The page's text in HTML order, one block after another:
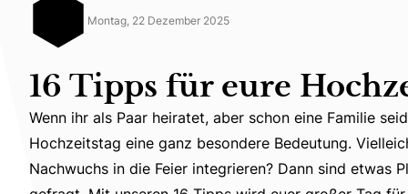
Montag, 22 Dezember 2025
16 Tipps für eure
Wenn ihr als Paar heiratet, aber schon eine Familie
Wenn ihr als Paar heiratet, aber schon eine Familie
Hochzeitstag eine ganz besondere Bedeutung.
Nachwuchs in die Feier integrieren? Dann sind etwas